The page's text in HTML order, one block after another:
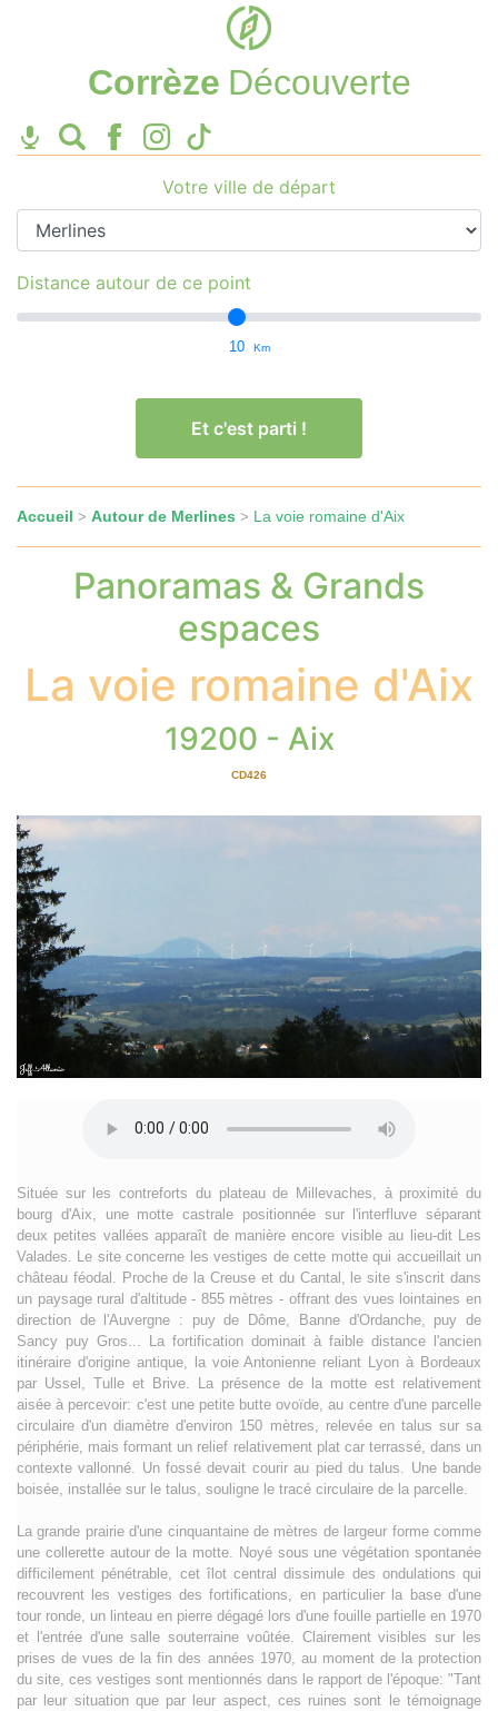
Corrèze Découverte
Votre ville de départ
Distance autour de ce point
10 Km
Et c'est parti !
Accueil > Autour de Merlines > La voie romaine d'Aix
Panoramas & Grands
espaces
La voie romaine d'Aix
19200 - Aix
CD426
Située sur les contreforts du plateau de Millevaches, à proximité du
bourg d'Aix, une motte castrale positionnée sur l'interfluve séparant
deux petites vallées apparaît de manière encore visible au lieu-dit Les
Valades. Le site concerne les vestiges de cette motte qui accueillait un
château féodal. Proche de la Creuse et du Cantal, le site s'inscrit dans
un paysage rural d'altitude - 855 mètres - offrant des vues lointaines en
direction de l'Auvergne : puy de Dôme, Banne d'Ordanche, puy de
Sancy puy Gros... La fortification dominait à faible distance l'ancien
itinéraire d'origine antique, la voie Antonienne reliant Lyon à Bordeaux
par Ussel, Tulle et Brive. La présence de la motte est relativement
aisée à percevoir: c'est une petite butte ovoïde, au centre d'une parcelle
circulaire d'un diamètre d'environ 150 mètres, relevée en talus sur sa
périphérie, mais formant un relief relativement plat car terrassé, dans un
contexte vallonné. Un fossé devait courir au pied du talus. Une bande
boisée, installée sur le talus, souligne le tracé circulaire de la parcelle.
La grande prairie d'une cinquantaine de mètres de largeur forme comme
une collerette autour de la motte. Noyé sous une végétation spontanée
difficilement pénétrable, cet îlot central dissimule des ondulations qui
recouvrent les vestiges des fortifications, en particulier la base d'une
tour ronde, un linteau en pierre dégagé lors d'une fouille partielle en 1970
et l'entrée d'une salle souterraine voûtée. Clairement visibles sur les
prises de vues de la fin des années 1970, au moment de la protection
du site, ces vestiges sont mentionnés dans le rapport de l'époque: "Tant
par leur situation que par leur aspect, ces ruines sont le témoignage